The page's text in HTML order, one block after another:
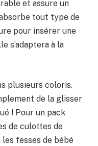
et assure un
tout type de
pour insérer une
s’adaptera à la
plusieurs coloris.
de la glisser
! Pour un pack
de culottes de
fesses de bébé